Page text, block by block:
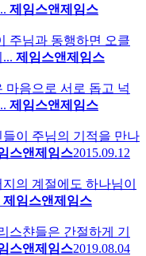
제임스앤제임스
주님과 동행하면 오클
제임스앤제임스
마음으로 서로 돕고 넉
제임스앤제임스
이 주님의 기적을 만나
스앤제임스2015.09.12
의 계절에도 하나님이
제임스앤제임스
스챤들은 간절하게 기
스앤제임스2019.08.04